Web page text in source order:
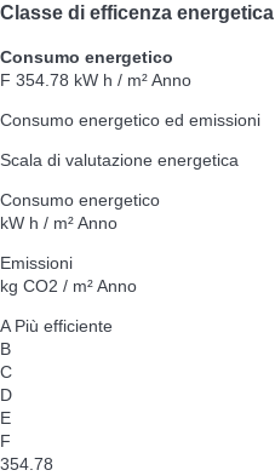
Classe di efficenza energetica
Consumo energetico
F 354.78 kW h / m² Anno
Consumo energetico ed emissioni
Scala di valutazione energetica
Consumo energetico
kW h / m² Anno
Emissioni
kg CO2 / m² Anno
APiù efficiente
B
C
D
E
F
354.78